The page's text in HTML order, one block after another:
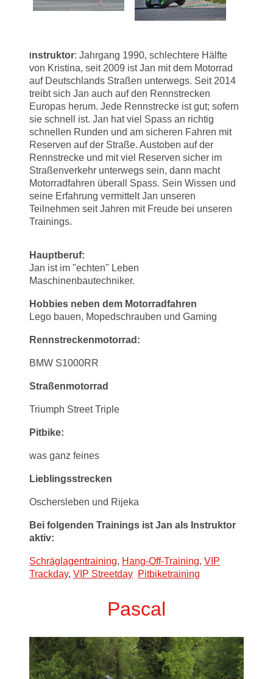
nstruktor: Jahrgang 1990, schlechtere Hälfte
von Kristina, seit 2009 ist Jan mit dem Motorrad
auf Deutschlands Straßen unterwegs. Seit 2014
treibt sich Jan auch auf den Rennstrecken
Europas herum. Jede Rennstrecke ist gut; sofern
sie schnell ist. Jan hat viel Spass an richtig
schnellen Runden und am sicheren Fahren mit
Reserven auf der Straße. Austoben auf der
Rennstrecke und mit viel Reserven sicher im
Straßenverkehr unterwegs sein, dann macht
Motorradfahren überall Spass. Sein Wissen und
seine Erfahrung vermittelt Jan unseren
Teilnehmen seit Jahren mit Freude bei unseren
Trainings.
Hauptberuf:
Jan ist im "echten" Leben
Maschinenbautechniker.
Hobbies neben dem Motorradfahren
Lego bauen, Mopedschrauben und Gaming
Rennstreckenmotorrad:
BMW S1000RR
Straßenmotorrad
Triumph Street Triple
Pitbike:
was ganz feines
Lieblingsstrecken
Oschersleben und Rijeka
Bei folgenden Trainings ist Jan als Instruktor
aktiv:
Schräglagentraining, Hang-Off-Training, VIP
Trackday, VIP Streetday Pitbiketraining
Pascal